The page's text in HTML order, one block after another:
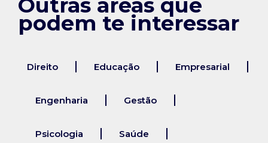
podem te interessar
Direito Educação Empresarial
Engenharia Gestão
Psicologia Saúde